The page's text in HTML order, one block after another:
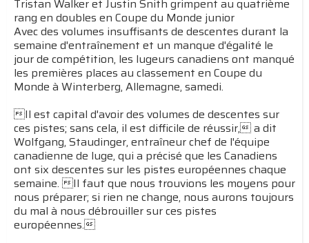
Tristan Walker et Justin Snith grimpent au quatrième
rang en doubles en Coupe du Monde junior
Avec des volumes insuffisants de descentes durant la
semaine d'entraînement et un manque d'égalité le
jour de compétition, les lugeurs canadiens ont manqué
les premières places au classement en Coupe du
Monde à Winterberg, Allemagne, samedi.
Il est capital d'avoir des volumes de descentes sur
ces pistes; sans cela, il est difficile de réussir, a dit
Wolfgang, Staudinger, entraîneur chef de l'équipe
canadienne de luge, qui a précisé que les Canadiens
ont six descentes sur les pistes européennes chaque
semaine. Il faut que nous trouvions les moyens pour
nous préparer; si rien ne change, nous aurons toujours
du mal à nous débrouiller sur ces pistes
européennes.